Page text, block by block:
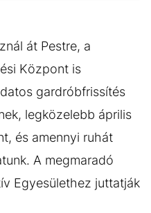
át Pestre, a
Központ is
gardróbfrissítés
legközelebb április
és amennyi ruhát
A megmaradó
Egyesülethez juttatják